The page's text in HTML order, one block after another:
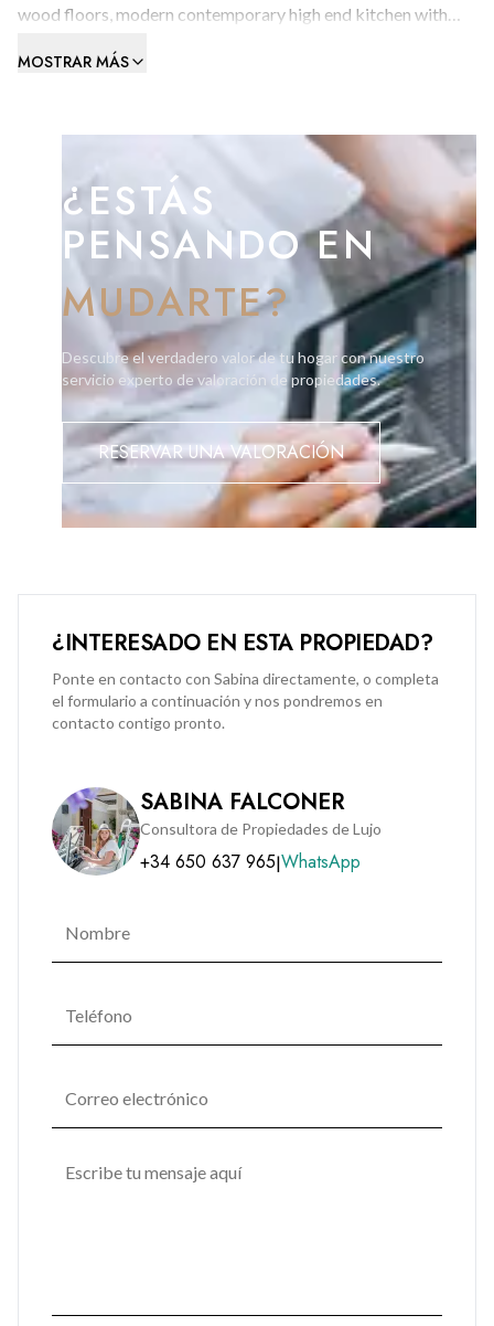
wood floors, modern contemporary high end kitchen with
designated space. The master suite is a complete open plan
MOSTRAR MÁS
¿ESTÁS
PENSANDO EN
MUDARTE?
Descubre el verdadero valor de tu hogar con nuestro
servicio experto de valoración de propiedades.
RESERVAR UNA VALORACIÓN
¿INTERESADO EN ESTA PROPIEDAD?
Ponte en contacto con Sabina directamente, o completa
el formulario a continuación y nos pondremos en
contacto contigo pronto.
SABINA FALCONER
Consultora de Propiedades de Lujo
+34 650 637 965|WhatsApp